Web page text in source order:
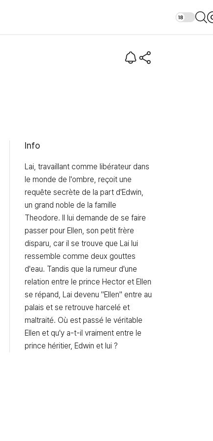
Info
Lai, travaillant comme libérateur dans
le monde de l'ombre, reçoit une
requête secrète de la part d'Edwin,
un grand noble de la famille
Theodore. Il lui demande de se faire
passer pour Ellen, son petit frère
disparu, car il se trouve que Lai lui
ressemble comme deux gouttes
d'eau. Tandis que la rumeur d'une
relation entre le prince Hector et Ellen
se répand, Lai devenu "Ellen" entre au
palais et se retrouve harcelé et
maltraité. Où est passé le véritable
Ellen et qu'y a-t-il vraiment entre le
prince héritier, Edwin et lui ?